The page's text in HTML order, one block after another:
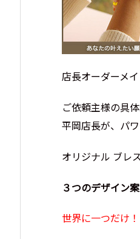
店長オーダーメ
ご依頼主様の具
平岡店長が、パ
オリジナル ブレ
３つのデザイン
世界に一つだけ！